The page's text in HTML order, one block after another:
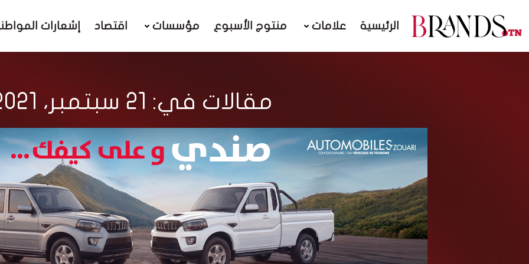
الرئيسية علامات منتوج الأسبوع مؤسسات اقتصاد إشعارات
مقالات في: 21 سبتمبر، 2021